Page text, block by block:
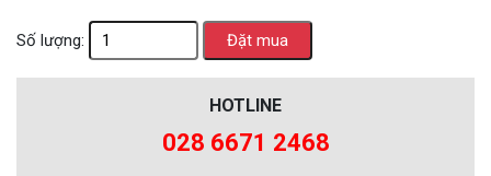
Số lượng:
HOTLINE
028 6671 2468